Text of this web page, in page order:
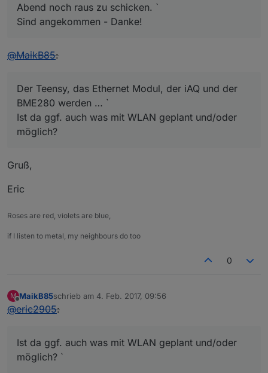
Abend noch raus zu schicken. `
Sind angekommen - Danke!
@MaikB85:
Der Teensy, das Ethernet Modul, der iAQ und der
BME280 werden … `
Ist da ggf. auch was mit WLAN geplant und/oder
möglich?
Gruß,
Eric
Roses are red, violets are blue,
if I listen to metal, my neighbours do too
0
M
Offline
MaikB85schrieb am 4. Feb. 2017, 09:56
zuletzt editiert von
@eric2905:
Ist da ggf. auch was mit WLAN geplant und/oder
möglich? `